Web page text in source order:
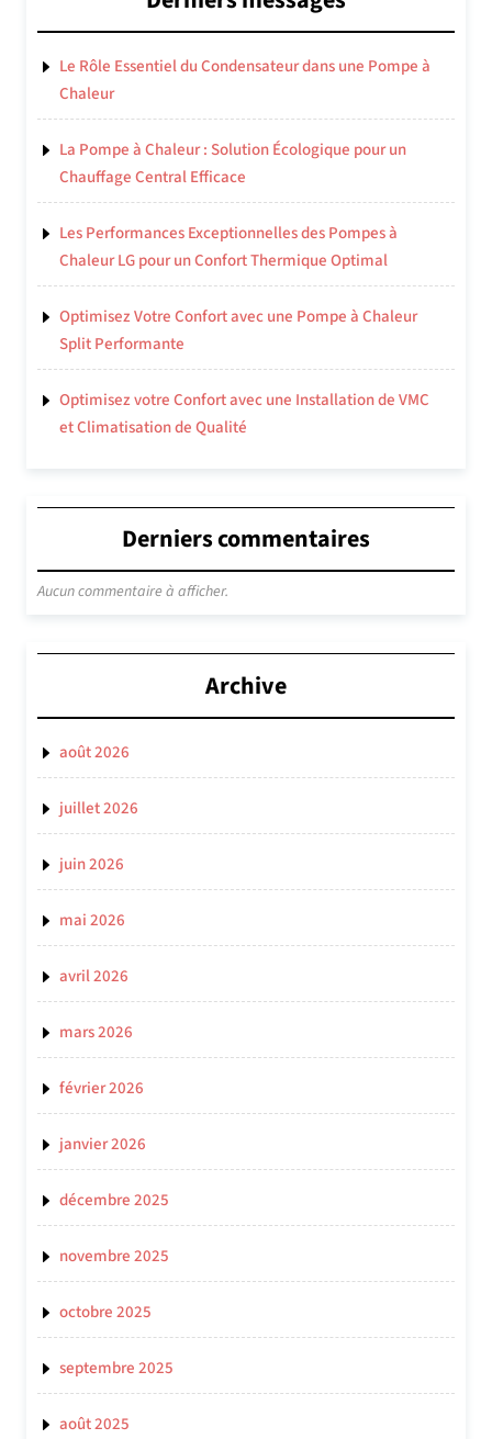
Le Rôle Essentiel du Condensateur dans une Pompe à
Chaleur
La Pompe à Chaleur : Solution Écologique pour un
Chauffage Central Efficace
Les Performances Exceptionnelles des Pompes à
Chaleur LG pour un Confort Thermique Optimal
Optimisez Votre Confort avec une Pompe à Chaleur
Split Performante
Optimisez votre Confort avec une Installation de VMC
et Climatisation de Qualité
Derniers commentaires
Aucun commentaire à afficher.
Archive
août 2026
juillet 2026
juin 2026
mai 2026
avril 2026
mars 2026
février 2026
janvier 2026
décembre 2025
novembre 2025
octobre 2025
septembre 2025
août 2025